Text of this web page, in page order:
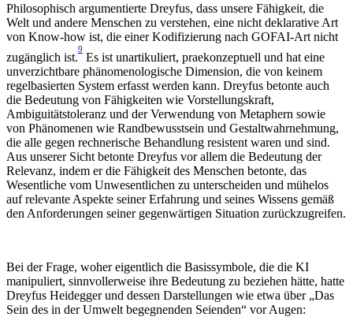
Philosophisch argumentierte Dreyfus, dass unsere Fähigkeit, die
Welt und andere Menschen zu verstehen, eine nicht deklarative Art
von Know-how ist, die einer Kodifizierung nach GOFAI-Art nicht
zugänglich ist.
9
Es ist unartikuliert, praekonzeptuell und hat eine
unverzichtbare phänomenologische Dimension, die von keinem
regelbasierten System erfasst werden kann. Dreyfus betonte auch
die Bedeutung von Fähigkeiten wie Vorstellungskraft,
Ambiguitätstoleranz und der Verwendung von Metaphern sowie
von Phänomenen wie Randbewusstsein und Gestaltwahrnehmung,
die alle gegen rechnerische Behandlung resistent waren und sind.
Aus unserer Sicht betonte Dreyfus vor allem die Bedeutung der
Relevanz, indem er die Fähigkeit des Menschen betonte, das
Wesentliche vom Unwesentlichen zu unterscheiden und mühelos
auf relevante Aspekte seiner Erfahrung und seines Wissens gemäß
den Anforderungen seiner gegenwärtigen Situation zurückzugreifen.
Bei der Frage, woher eigentlich die Basissymbole, die die KI
manipuliert, sinnvollerweise ihre Bedeutung zu beziehen hätte, hatte
Dreyfus Heidegger und dessen Darstellungen wie etwa über „Das
Sein des in der Umwelt begegnenden Seienden“ vor Augen: